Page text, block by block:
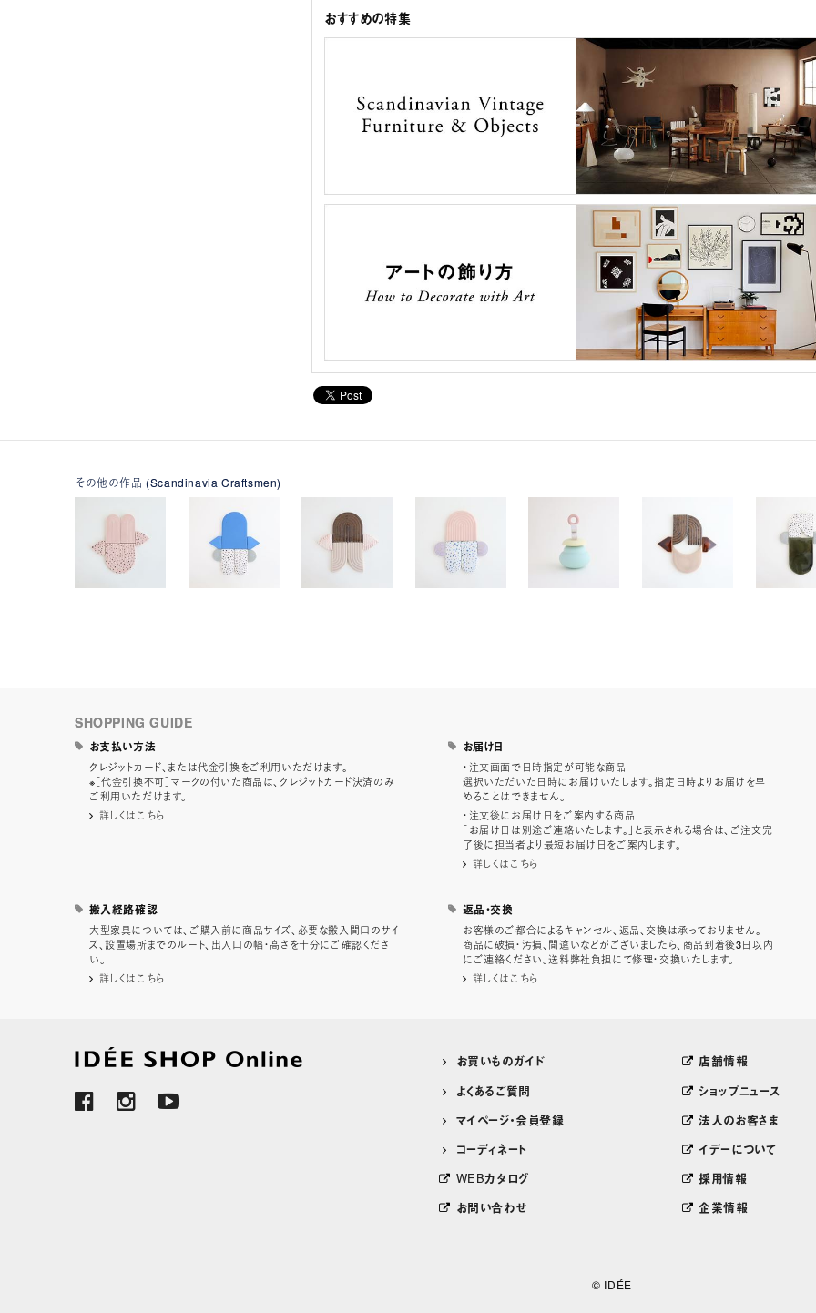
おすすめの特集
その他の作品 (Scandinavia Craftsmen)
SHOPPING GUIDE
お支払い方法
クレジットカード、または代金引換をご利用いただけます。
※［代金引換不可］マークの付いた商品は、クレジットカード決済のみ
ご利用いただけます。
詳しくはこちら
お届け日
・注文画面で日時指定が可能な商品
選択いただいた日時にお届けいたします。指定日時よりお届けを早
めることはできません。
・注文後にお届け日をご案内する商品
「お届け日は別途ご連絡いたします。」と表示される場合は、ご注文完
了後に担当者より最短お届け日をご案内します。
詳しくはこちら
搬入経路確認
大型家具については、ご購入前に商品サイズ、必要な搬入間口のサイ
ズ、設置場所までのルート、出入口の幅・高さを十分にご確認くださ
い。
詳しくはこちら
返品・交換
お客様のご都合によるキャンセル、返品、交換は承っておりません。
商品に破損・汚損、間違いなどがございましたら、商品到着後3日以内
にご連絡ください。送料弊社負担にて修理・交換いたします。
詳しくはこちら
お買いものガイド
よくあるご質問
マイページ・会員登録
コーディネート
WEBカタログ
お問い合わせ
店舗情報
ショップニュース
法人のお客さま
イデーについて
採用情報
企業情報
© IDÉE